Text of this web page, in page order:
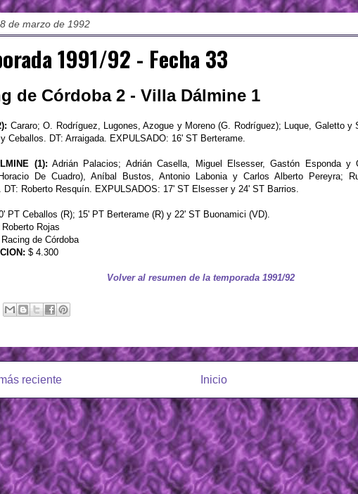
de marzo de 1992
1991/92 - Fecha 33
de Córdoba 2 - Villa Dálmine 1
Cararo; O. Rodríguez, Lugones, Azogue y Moreno (G. Rodríguez); Luque, Galetto y
Ceballos. DT: Arraigada. EXPULSADO: 16' ST Berterame.
(1): Adrián Palacios; Adrián Casella, Miguel Elsesser, Gastón Esponda y
De Cuadro), Aníbal Bustos, Antonio Labonia y Carlos Alberto Pereyra;
DT: Roberto Resquín. EXPULSADOS: 17' ST Elsesser y 24' ST Barrios.
PT Ceballos (R); 15' PT Berterame (R) y 22' ST Buonamici (VD).
Roberto Rojas
Racing de Córdoba
$ 4.300
Volver al resumen de la temporada 1991/92
reciente Inicio